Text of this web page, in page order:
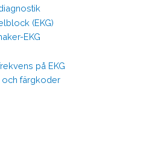
(EKG)
EKG
på EKG
och färgkoder